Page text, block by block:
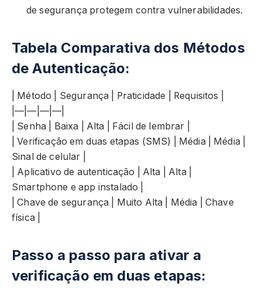
de segurança protegem contra vulnerabilidades.
Tabela Comparativa dos Métodos
de Autenticação:
| Método | Segurança | Praticidade | Requisitos |
|—|—|—|—|
| Senha | Baixa | Alta | Fácil de lembrar |
| Verificação em duas etapas (SMS) | Média | Média |
Sinal de celular |
| Aplicativo de autenticação | Alta | Alta |
Smartphone e app instalado |
| Chave de segurança | Muito Alta | Média | Chave
física |
Passo a passo para ativar a
verificação em duas etapas: